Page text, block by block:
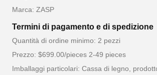
Marca: ZASP
Termini di pagamento e di spedizione
Quantità di ordine minimo: 2 pezzi
Prezzo: $699.00/pieces 2-49 pieces
Imballaggi particolari: Cassa di legno,